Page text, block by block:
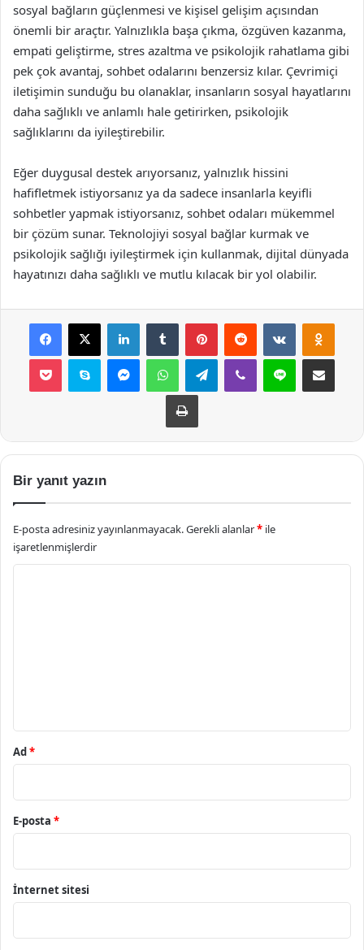
sosyal bağların güçlenmesi ve kişisel gelişim açısından
önemli bir araçtır. Yalnızlıkla başa çıkma, özgüven kazanma,
empati geliştirme, stres azaltma ve psikolojik rahatlama gibi
pek çok avantaj, sohbet odalarını benzersiz kılar. Çevrimiçi
iletişimin sunduğu bu olanaklar, insanların sosyal hayatlarını
daha sağlıklı ve anlamlı hale getirirken, psikolojik
sağlıklarını da iyileştirebilir.
Eğer duygusal destek arıyorsanız, yalnızlık hissini
hafifletmek istiyorsanız ya da sadece insanlarla keyifli
sohbetler yapmak istiyorsanız, sohbet odaları mükemmel
bir çözüm sunar. Teknolojiyi sosyal bağlar kurmak ve
psikolojik sağlığı iyileştirmek için kullanmak, dijital dünyada
hayatınızı daha sağlıklı ve mutlu kılacak bir yol olabilir.
Facebook
X LinkedInTumblr PinterestReddit VKontakte
Pocket Skype MessengerWhatsAppTelegramViber Line E-Posta ile
Yazdır
Bir yanıt yazın
E-posta adresiniz yayınlanmayacak.Gerekli alanlar* ile
işaretlenmişlerdir
Ad*
E-posta *
İnternet sitesi